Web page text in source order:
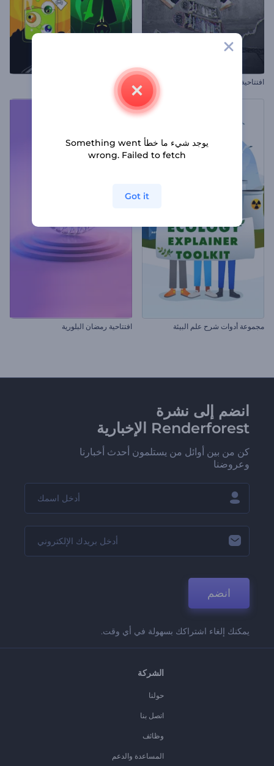
افتتاحية عناوين ورقية ممزقة دعوات متحركة للهالوين
مجموعة أدوات شرح علم البيئة افتتاحية رمضان البلورية
انضم إلى نشرة
Renderforest الإخبارية
كن من بين أوائل من يستلمون أحدث أخبارنا
وعروضنا
انضم
يمكنك إلغاء اشتراكك بسهولة في أي وقت.
الشركة
حولنا
اتصل بنا
وظائف
المساعدة والدعم
يوجد شيء ما خطأ Something went
wrong. Failed to fetch
Got it